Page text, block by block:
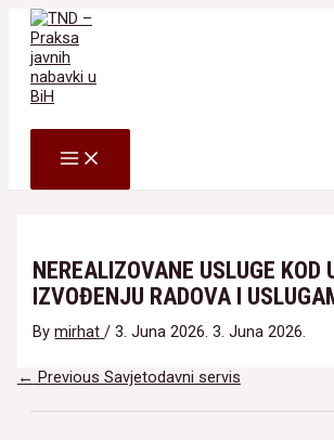
Skip
content
MAIN
MENU
NEREALIZOVANE USLUGE KOD
IZVOĐENJU RADOVA I
Bymirhat /3. Juna 2026. 3. Juna 2026.
Navigacija
← Previous Savjetodavni servis